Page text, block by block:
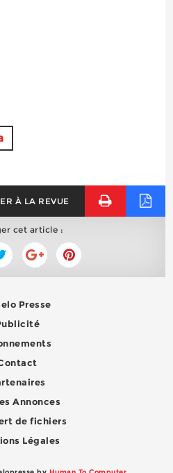
À LA REVUE
cet article :
Presse
Annonces
de fichiers
Légales